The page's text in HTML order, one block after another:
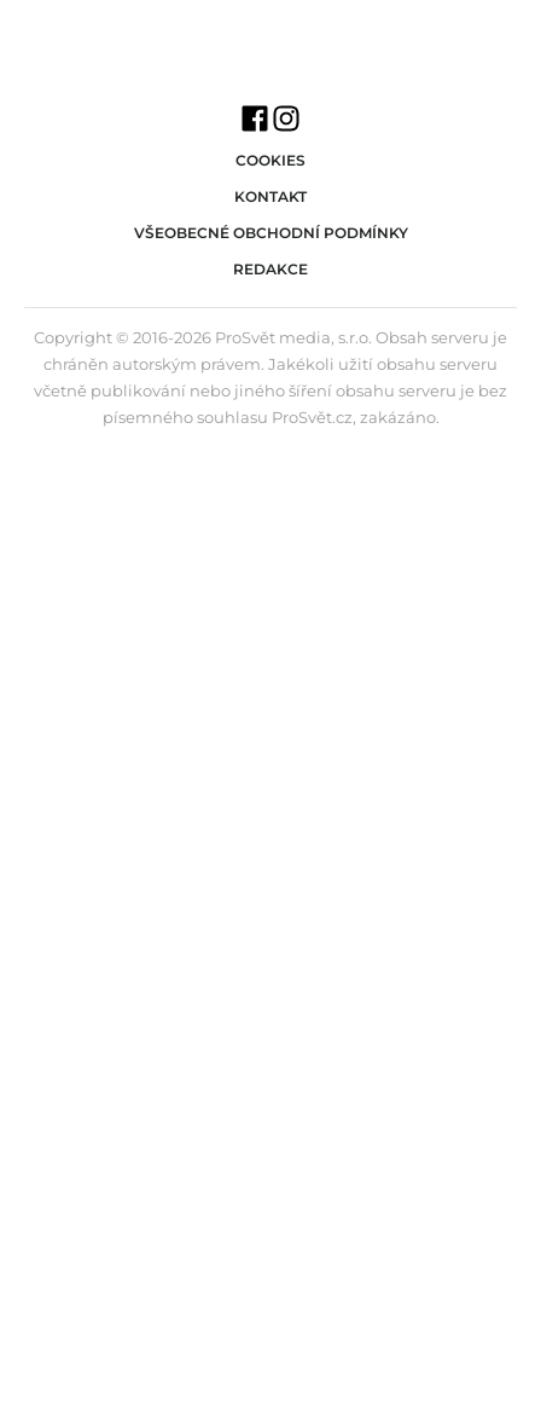
COOKIES
KONTAKT
VŠEOBECNÉ OBCHODNÍ PODMÍNKY
REDAKCE
Copyright © 2016-2026 ProSvět media, s.r.o. Obsah serveru je
chráněn autorským právem. Jakékoli užití obsahu serveru
včetně publikování nebo jiného šíření obsahu serveru je bez
písemného souhlasu ProSvět.cz, zakázáno.